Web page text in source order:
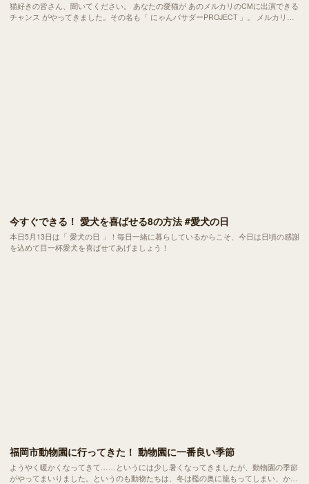
猫好きの皆さん、聞いてください。 あなたの愛猫が あのメルカリのCMに出演できる
チャンス がやってきました。その名も「 にゃんバサダーPROJECT 」。 メルカリが
今すぐできる！ 愛犬を喜ばせる8の方法 #愛犬の日
本日5月13日は「 愛犬の日 」！毎日一緒に暮らしているからこそ、今日は日頃の感謝
を込めて目一杯愛犬を喜ばせてあげましょう！
福岡市動物園に行ってきた！ 動物園に一番良い季節
ようやく暖かくなってきて……というには少し暑くなってきましたが、動物園の季節
がやってまいりました。というのも動物たちは、冬は檻の奥に籠もってしまい、かと